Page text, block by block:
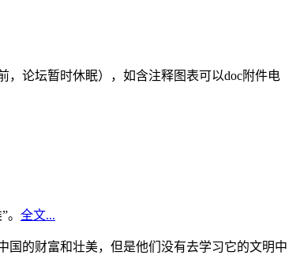
论坛暂时休眠），如含注释图表可以doc附件电
全文...
国的财富和壮美，但是他们没有去学习它的文明中